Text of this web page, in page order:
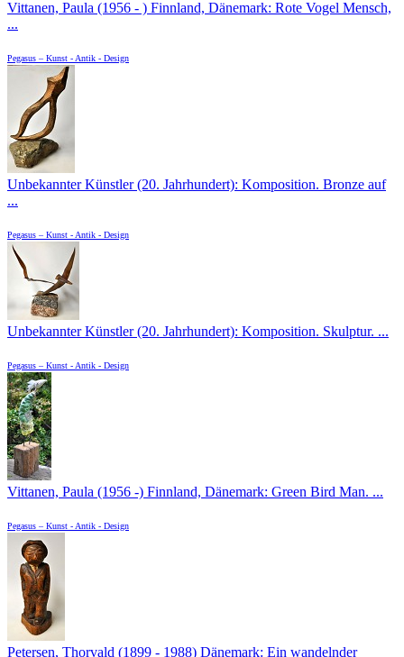
Vittanen, Paula (1956 - ) Finnland, Dänemark: Rote Vogel Mensch,
...
Pegasus – Kunst - Antik - Design
Unbekannter Künstler (20. Jahrhundert): Komposition. Bronze auf
...
Pegasus – Kunst - Antik - Design
Unbekannter Künstler (20. Jahrhundert): Komposition. Skulptur. ...
Pegasus – Kunst - Antik - Design
Vittanen, Paula (1956 -) Finnland, Dänemark: Green Bird Man. ...
Pegasus – Kunst - Antik - Design
Petersen, Thorvald (1899 - 1988) Dänemark: Ein wandelnder